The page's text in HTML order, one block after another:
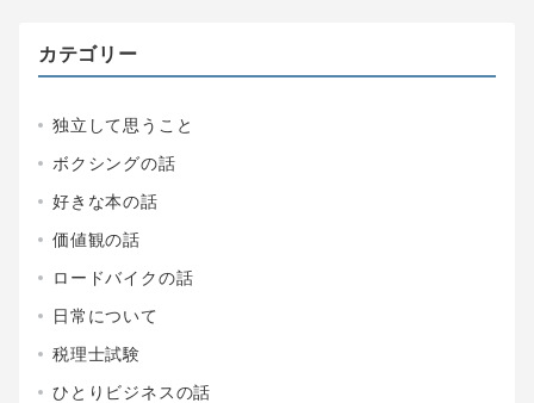
カテゴリー
独立して思うこと
ボクシングの話
好きな本の話
価値観の話
ロードバイクの話
日常について
税理士試験
ひとりビジネスの話